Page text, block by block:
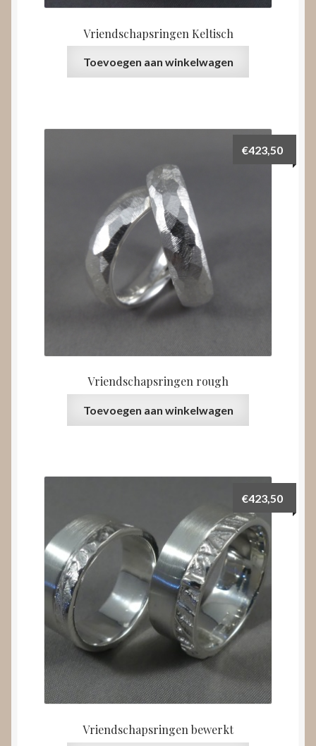
Vriendschapsringen Keltisch
Toevoegen aan winkelwagen
Vriendschapsringen rough
€423,50
Toevoegen aan winkelwagen
Vriendschapsringen bewerkt
€423,50